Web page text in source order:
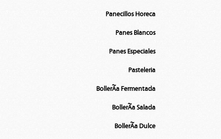
Panecillos Horeca
Panes Blancos
Panes Especiales
Pasteleria
BollerÃ­a Fermentada
BollerÃ­a Salada
BollerÃ­a Dulce